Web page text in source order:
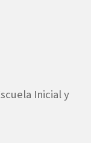
Inicial y